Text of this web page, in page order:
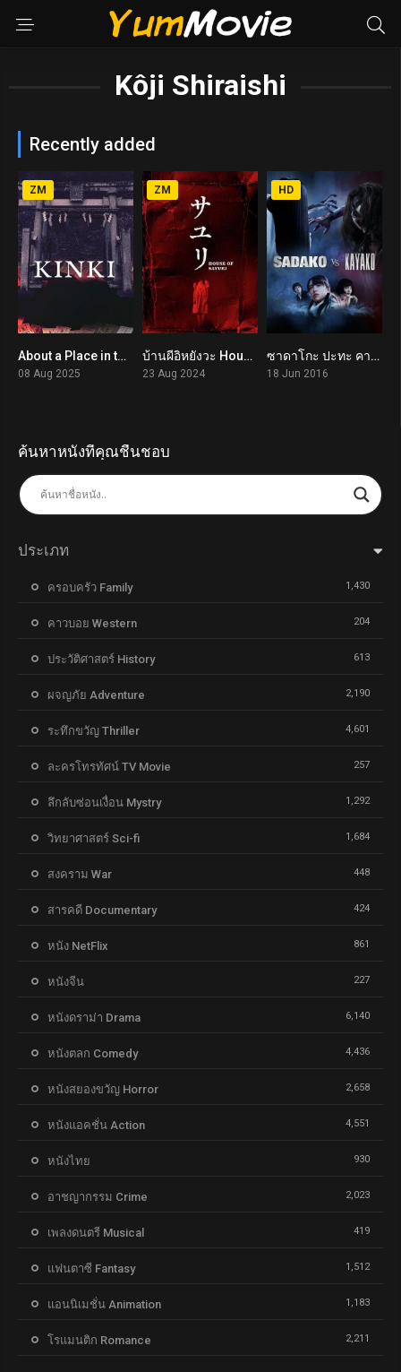
Kôji Shiraishi
Recently added
6.3
ZM
About a Place in the Kinki Region (2025) อาถรรพ์คิงคิ
08 Aug 2025
6.6
ZM
บ้านผีอิหยังวะ House of Sayuri (2024)
23 Aug 2024
5.1
HD
ซาดาโกะ ปะทะ คายาโกะ ดุ..นรกแตก Sadako vs. Kayako (2016)
18 Jun 2016
ค้นหาหนังที่คุณชื่นชอบ
ประเภท
ครอบครัว Family 1,430
คาวบอย Western 204
ประวัติศาสตร์ History 613
ผจญภัย Adventure 2,190
ระทึกขวัญ Thriller 4,601
ละครโทรทัศน์ TV Movie 257
ลึกลับซ่อนเงื่อน Mystry 1,292
วิทยาศาสตร์ Sci-fi 1,684
สงคราม War 448
สารคดี Documentary 424
หนัง NetFlix 861
หนังจีน 227
หนังดราม่า Drama 6,140
หนังตลก Comedy 4,436
หนังสยองขวัญ Horror 2,658
หนังแอคชั่น Action 4,551
หนังไทย 930
อาชญากรรม Crime 2,023
เพลงดนตรี Musical 419
แฟนตาซี Fantasy 1,512
แอนนิเมชั่น Animation 1,183
โรแมนติก Romance 2,211